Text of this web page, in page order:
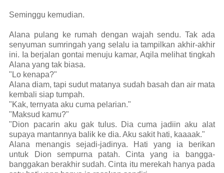
Seminggu kemudian.
Alana pulang ke rumah dengan wajah sendu. Tak ada
senyuman sumringah yang selalu ia tampilkan akhir-akhir
ini. Ia berjalan gontai menuju kamar, Aqila melihat tingkah
Alana yang tak biasa.
"Lo kenapa?"
Alana diam, tapi sudut matanya sudah basah dan air mata
kembali siap tumpah.
"Kak, ternyata aku cuma pelarian."
"Maksud kamu?"
"Dion pacarin aku gak tulus. Dia cuma jadiin aku alat
supaya mantannya balik ke dia. Aku sakit hati, kaaaak."
Alana menangis sejadi-jadinya. Hati yang ia berikan
untuk Dion sempurna patah. Cinta yang ia bangga-
banggakan berakhir sudah. Cinta itu merekah hanya pada